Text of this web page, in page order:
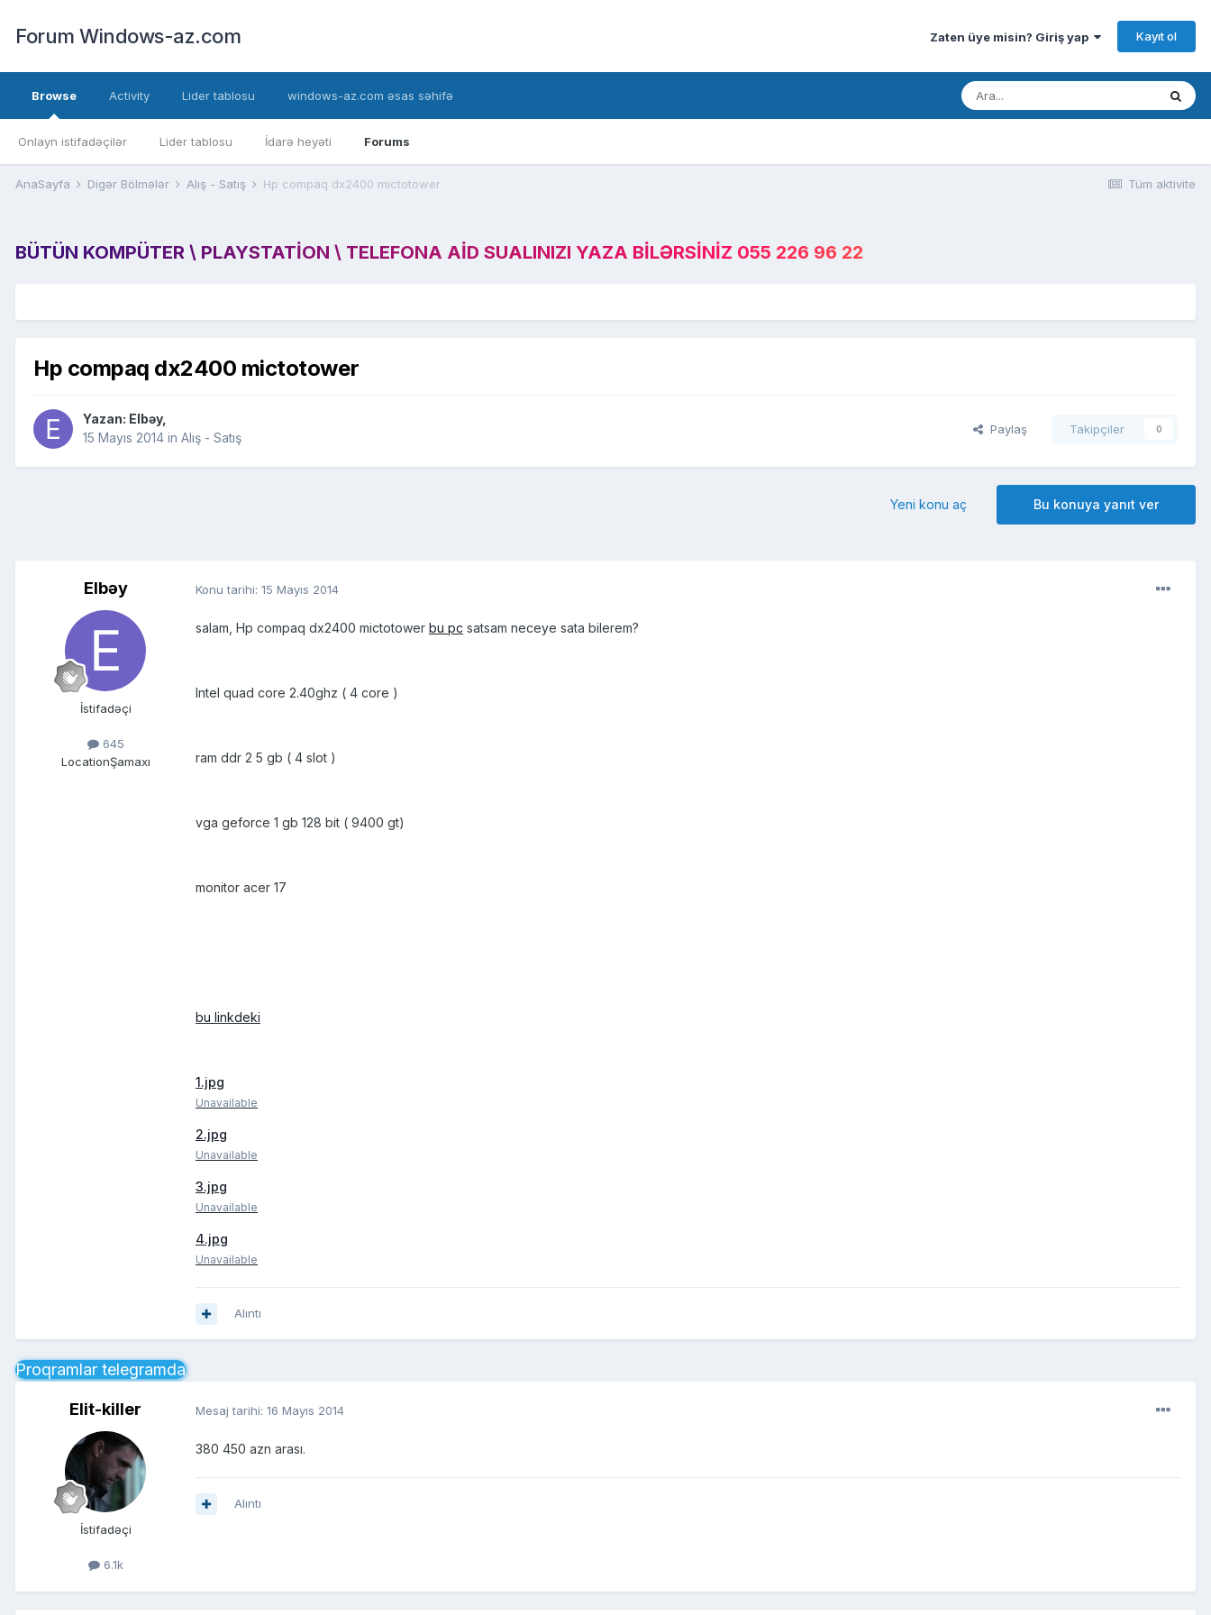
Forum Windows-az.com Zaten üye misin? Giriş yap Kayıt ol
Browse
Onlayn istifadəçilər Lider tablosu İdarə heyəti Forums
Activity Lider tablosu windows-az.com əsas səhifə
Tüm aktivite
AnaSayfa Digər Bölmələr Alış - Satış Hp compaq dx2400 mictotower
BÜTÜN KOMPÜTER \ PLAYSTATION \ TELEFONA AID SUALINIZI YAZA BILƏRSINIZ 055 226 96 22
Hp compaq dx2400 mictotower
Yazan: Elbəy,
15 Mayıs 2014 in Alış - Satış
Paylaş Takipçiler 0
Bu konuya yanıt ver
Yeni konu aç
Elbəy
İstifadəçi
645
LocationŞamaxı
Konu tarihi: 15 Mayıs 2014
salam, Hp compaq dx2400 mictotower bu pc satsam neceye sata bilerem?
Intel quad core 2.40ghz ( 4 core )
ram ddr 2 5 gb ( 4 slot )
vga geforce 1 gb 128 bit ( 9400 gt)
monitor acer 17
bu linkdeki
1.jpg
Unavailable
2.jpg
Unavailable
3.jpg
Unavailable
4.jpg
Unavailable
Alıntı
Proqramlar telegramda
Elit-killer
İstifadəçi
6.1k
Mesaj tarihi: 16 Mayıs 2014
380 450 azn arası.
Alıntı